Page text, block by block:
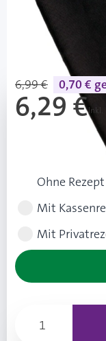
Diashop.de Kat.-Nr.
Lieferzeit 3-7
Mehr über das Produkt
6,99 € 0,70 €
6,29 €Inkl.
Rezeptart
Ohne Rezept
Mit
Mit